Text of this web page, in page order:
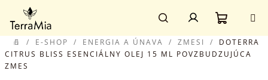
obsah
Hľadať
Prihlásenie
DOMOV
/ E-SHOP / ENERGIA A ÚNAVA / ZMESI /
DOTERRA
CITRUS BLISS ESENCIÁLNY OLEJ 15 ML POVZBUDZUJÚCA
ZMES